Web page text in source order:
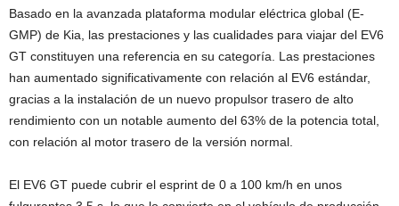
Basado en la avanzada plataforma modular eléctrica global (E-
GMP) de Kia, las prestaciones y las cualidades para viajar del EV6
GT constituyen una referencia en su categoría. Las prestaciones
han aumentado significativamente con relación al EV6 estándar,
gracias a la instalación de un nuevo propulsor trasero de alto
rendimiento con un notable aumento del 63% de la potencia total,
con relación al motor trasero de la versión normal.
El EV6 GT puede cubrir el esprint de 0 a 100 km/h en unos